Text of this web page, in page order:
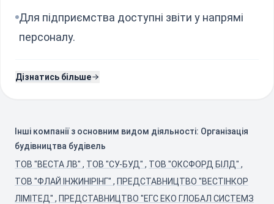
Для підприємства доступні звіти у напрямі
персоналу.
Дізнатись більше
Інші компанії з основним видом діяльності: Організація
будівництва будівель
ТОВ "ВЕСТА ЛВ" , ТОВ "СУ-БУД" , ТОВ "ОКСФОРД БІЛД" ,
ТОВ "ФЛАЙ ІНЖИНІРІНГ" , ПРЕДСТАВНИЦТВО "ВЕСТІНКОР
ЛІМІТЕД" , ПРЕДСТАВНИЦТВО "ЕГС ЕКО ГЛОБАЛ СИСТЕМЗ